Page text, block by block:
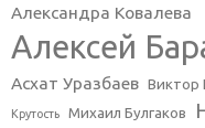
Александра Ковалева
Алексей
Асхат Уразбаев Виктор
Крутость Михаил Булгаков